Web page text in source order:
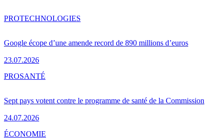
Google écope d’une amende record de 890 millions d’euros
23.07.2026
PROTECHNOLOGIES
Sept pays votent contre le programme de santé de la Commission
24.07.2026
PROSANTÉ
ÉCONOMIE